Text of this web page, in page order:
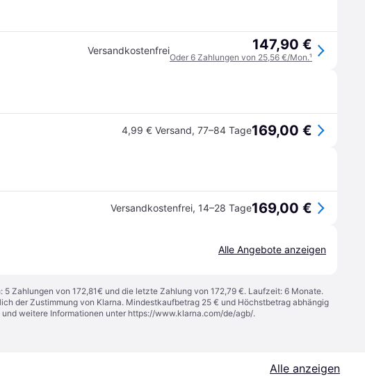
Versandkostenfrei 147,90 €
Oder 6 Zahlungen von 25,56 €/Mon.¹
4,99 € Versand, 77–84 Tage169,00 €
Versandkostenfrei, 14–28 Tage169,00 €
Alle Angebote anzeigen
Zahlungen von 172,81€ und die letzte Zahlung von 172,79 €. Laufzeit: 6 Monate.
der Zustimmung von Klarna. Mindestkaufbetrag 25 € und Höchstbetrag abhängig
weitere Informationen unter https://www.klarna.com/de/agb/.
Alle anzeigen